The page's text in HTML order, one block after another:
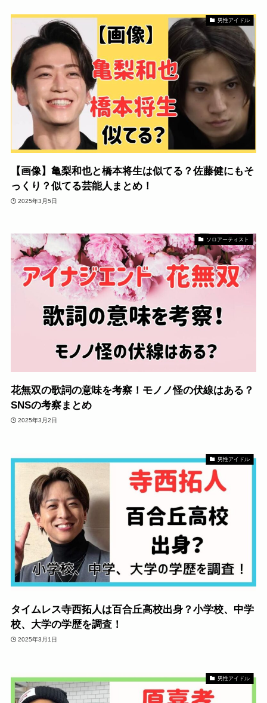
男性アイドル
【画像】亀梨和也と橋本将生は似てる？佐藤健にもそ
っくり？似てる芸能人まとめ！
2025年3月5日
ソロアーティスト
花無双の歌詞の意味を考察！モノノ怪の伏線はある？
SNSの考察まとめ
2025年3月2日
男性アイドル
タイムレス寺西拓人は百合丘高校出身？小学校、中学
校、大学の学歴を調査！
2025年3月1日
男性アイドル